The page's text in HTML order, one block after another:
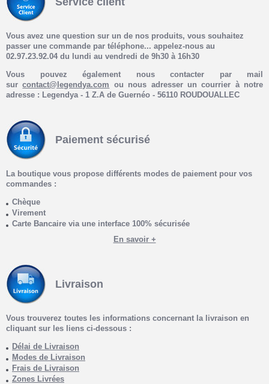
Vous avez une question sur un de nos produits, vous souhaitez
passer une commande par téléphone... appelez-nous au
02.97.23.92.04 du lundi au vendredi de 9h30 à 16h30
Vous pouvez également nous contacter par mail
surcontact@legendya.com ou nous adresser un courrier à notre
adresse : Legendya - 1 Z.A de Guernéo - 56110 ROUDOUALLEC
Paiement sécurisé
La boutique vous propose différents modes de paiement pour vos
commandes :
Chèque
Virement
Carte Bancaire via une interface 100% sécurisée
En savoir +
Livraison
Vous trouverez toutes les informations concernant la livraison en
cliquant sur les liens ci-dessous :
Délai de Livraison
Modes de Livraison
Frais de Livraison
Zones Livrées